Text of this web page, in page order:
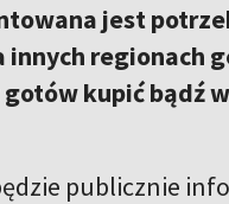
jest
regionach
kupić bądź
publicznie